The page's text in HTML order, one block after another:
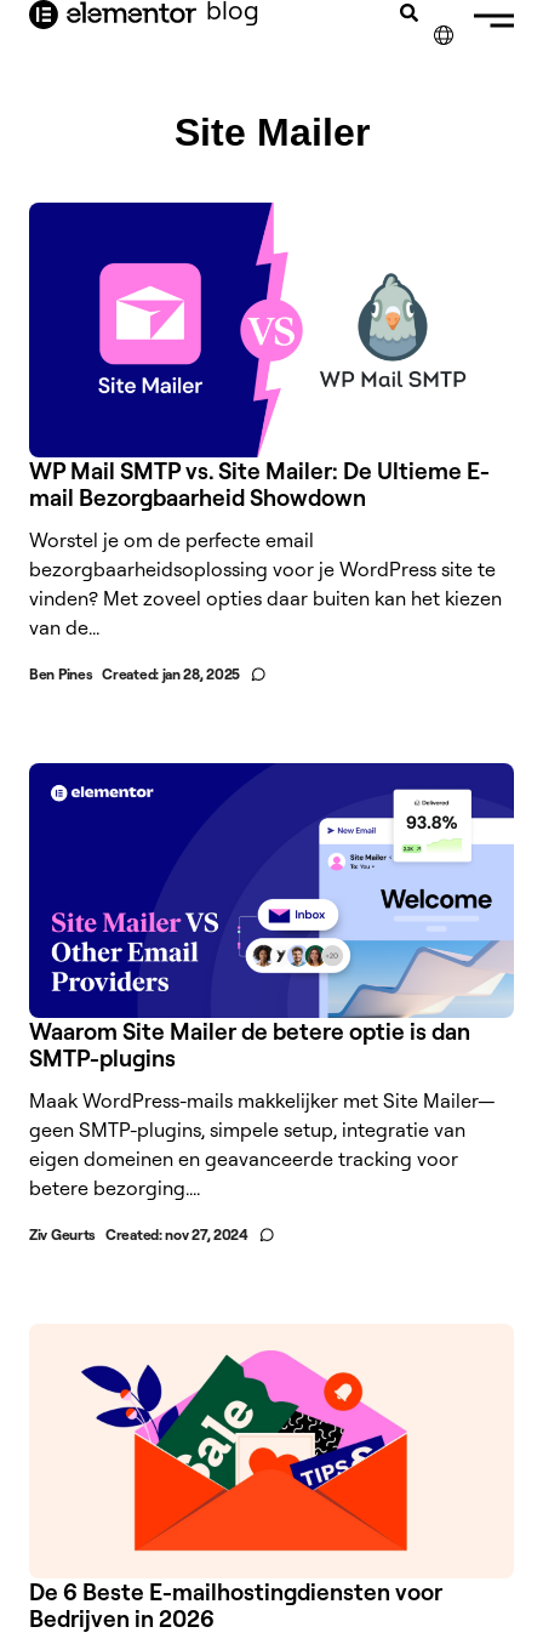
blog
ESPAÑOL
ITALIANO
Site Mailer
WP Mail SMTP vs. Site Mailer: De Ultieme E-
mail Bezorgbaarheid Showdown
Worstel je om de perfecte email
bezorgbaarheidsoplossing voor je WordPress site te
vinden? Met zoveel opties daar buiten kan het kiezen
van de...
Ben Pines Created: jan 28, 2025
Waarom Site Mailer de betere optie is dan
SMTP-plugins
Maak WordPress-mails makkelijker met Site Mailer—
geen SMTP-plugins, simpele setup, integratie van
eigen domeinen en geavanceerde tracking voor
betere bezorging....
Ziv Geurts Created:nov 27, 2024
De 6 Beste E-mailhostingdiensten voor
Bedrijven in 2026